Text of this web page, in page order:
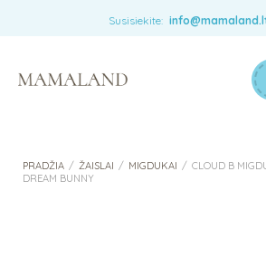
Susisiekite:
PRADŽIA / ŽAISLAI / MIGDUKAI / CLOUD B
DREAM BUNNY